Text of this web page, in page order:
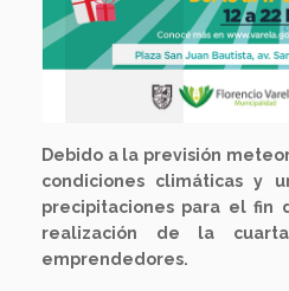
Debido a la previsión
condiciones climáticas y
precipitaciones para el fin
realización de la
emprendedores.